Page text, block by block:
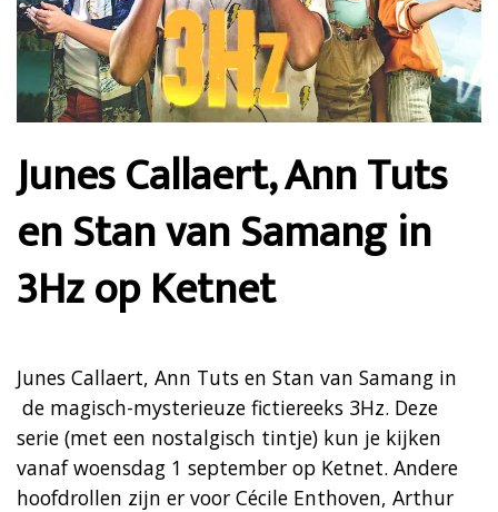
Junes Callaert, Ann Tuts
en Stan van Samang in
3Hz op Ketnet
Junes Callaert, Ann Tuts en Stan van Samang in
de magisch-mysterieuze fictiereeks 3Hz. Deze
serie (met een nostalgisch tintje) kun je kijken
vanaf woensdag 1 september op Ketnet. Andere
hoofdrollen zijn er voor Cécile Enthoven, Arthur